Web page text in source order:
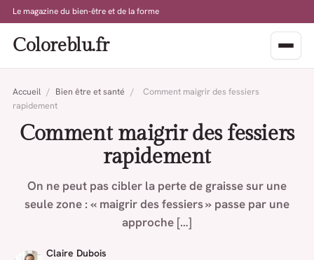
Le magazine du bien-être et de la forme
Coloreblu.fr
Accueil / Bien être et santé /
Comment maigrir des fessiers
rapidement
Comment maigrir des fessiers
rapidement
On ne peut pas cibler la perte de graisse sur une
seule zone : « maigrir des fessiers » passe par une
approche […]
Claire Dubois